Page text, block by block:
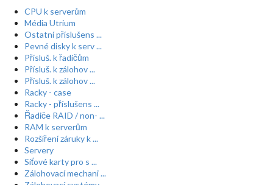
CPU k serverům
Média Utrium
Ostatní příslušens ...
Pevné disky k serv ...
Přísluš. k řadičům
Přísluš. k zálohov ...
Přísluš. k zálohov ...
Racky - case
Racky - příslušens ...
Řadiče RAID / non- ...
RAM k serverům
Rozšíření záruky k ...
Servery
Síťové karty pro s ...
Zálohovací mechani ...